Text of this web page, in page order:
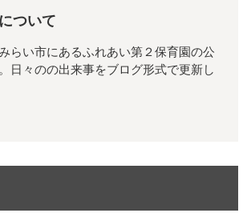
ついて
らい市にあるふれあい第２保育園の公
日々のの出来事をブログ形式で更新し